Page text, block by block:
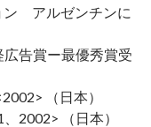
ン アルゼンチンに
告賞ー最優秀賞受
（日本）
2002> （日本）